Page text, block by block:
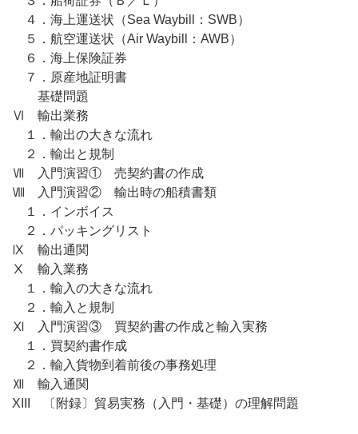
４．海上運送状（Sea Waybill：SWB）
５．航空運送状（Air Waybill：AWB）
６．海上保険証券
７．原産地証明書
基礎問題
Ⅵ 輸出業務
１．輸出の大きな流れ
２．輸出と規制
Ⅶ 入門演習① 売契約書の作成
Ⅷ 入門演習② 輸出時の船積書類
１．インボイス
２．パッキングリスト
Ⅸ 輸出通関
Ⅹ 輸入業務
１．輸入の大きな流れ
２．輸入と規制
Ⅺ 入門演習③ 買契約書の作成と輸入実務
１．買契約書作成
２．輸入貨物到着前後の事務処理
Ⅻ 輸入通関
XIII 〔附録〕貿易実務（入門・基礎）の理解問題